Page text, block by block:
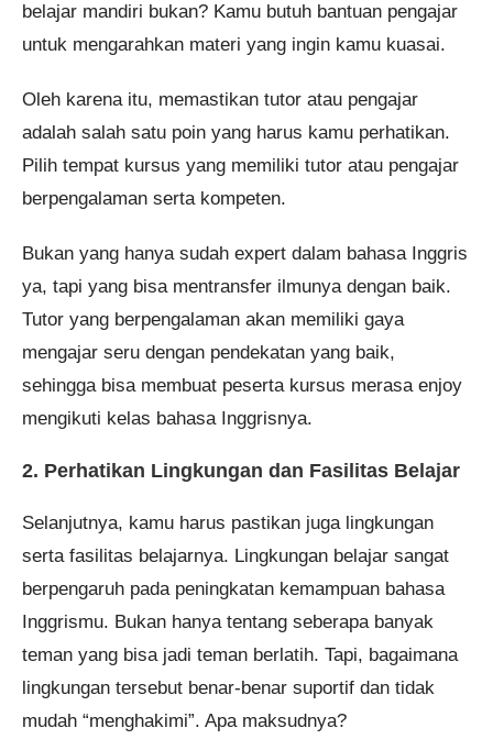
belajar mandiri bukan? Kamu butuh bantuan pengajar
untuk mengarahkan materi yang ingin kamu kuasai.
Oleh karena itu, memastikan tutor atau pengajar
adalah salah satu poin yang harus kamu perhatikan.
Pilih tempat kursus yang memiliki tutor atau pengajar
berpengalaman serta kompeten.
Bukan yang hanya sudah expert dalam bahasa Inggris
ya, tapi yang bisa mentransfer ilmunya dengan baik.
Tutor yang berpengalaman akan memiliki gaya
mengajar seru dengan pendekatan yang baik,
sehingga bisa membuat peserta kursus merasa enjoy
mengikuti kelas bahasa Inggrisnya.
2. Perhatikan Lingkungan dan Fasilitas Belajar
Selanjutnya, kamu harus pastikan juga lingkungan
serta fasilitas belajarnya. Lingkungan belajar sangat
berpengaruh pada peningkatan kemampuan bahasa
Inggrismu. Bukan hanya tentang seberapa banyak
teman yang bisa jadi teman berlatih. Tapi, bagaimana
lingkungan tersebut benar-benar suportif dan tidak
mudah “menghakimi”. Apa maksudnya?